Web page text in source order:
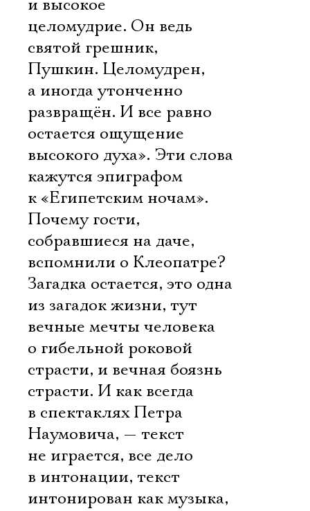
и высокое
целомудрие. Он ведь
святой грешник,
Пушкин. Целомудрен,
а иногда утонченно
развращён. И все равно
остается ощущение
высокого духа». Эти слова
кажутся эпиграфом
к «Египетским ночам».
Почему гости,
собравшиеся на даче,
вспомнили о Клеопатре?
Загадка остается, это одна
из загадок жизни, тут
вечные мечты человека
о гибельной роковой
страсти, и вечная боязнь
страсти. И как всегда
в спектаклях Петра
Наумовича, — текст
не играется, все дело
в интонации, текст
интонирован как музыка,